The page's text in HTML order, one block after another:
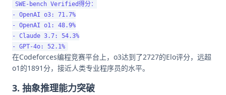
SWE-bench Verified得分：
- OpenAI o3: 71.7%
- OpenAI o1: 48.9%
- Claude 3.7: 54.3%
在Codeforces编程竞赛平台上，o3达到了2727的Elo评分，远超
o1的1891分，接近人类专业程序员的水平。
3. 抽象推理能力突破